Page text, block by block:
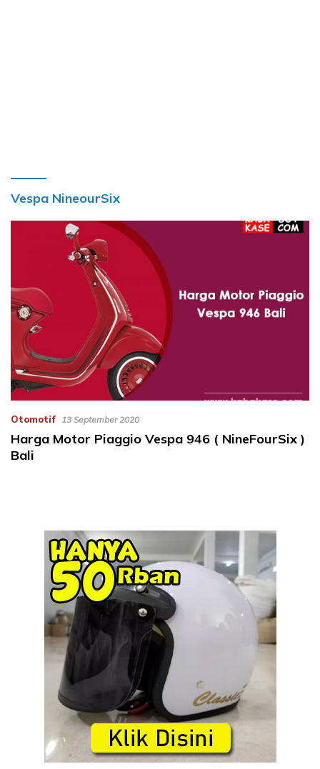
Vespa NineourSix
Otomotif 13 September 2020
Harga Motor Piaggio Vespa 946 ( NineFourSix )
Bali